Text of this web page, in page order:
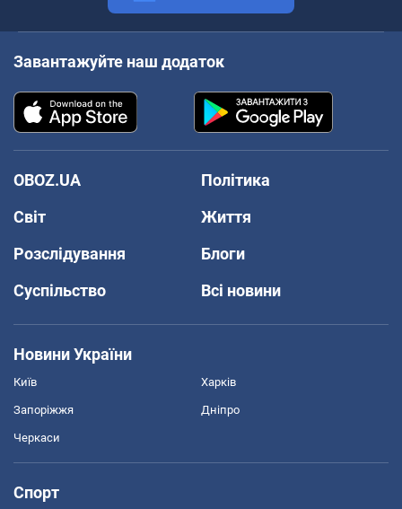
Завантажуйте наш додаток
OBOZ.UA
Політика
Світ
Життя
Розслідування
Блоги
Суспільство
Всі новини
Новини України
Київ Харків
Запоріжжя Дніпро
Черкаси
Спорт